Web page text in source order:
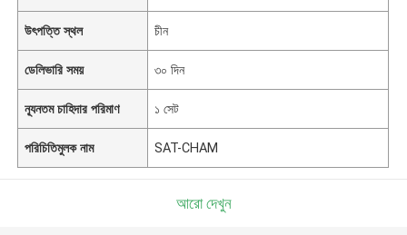
উৎপত্তি স্থল চীন
ডেলিভারি সময় ৩০ দিন
ন্যূনতম চাহিদার পরিমাণ ১ সেট
পরিচিতিমুলক নাম SAT-CHAM
আরো দেখুন